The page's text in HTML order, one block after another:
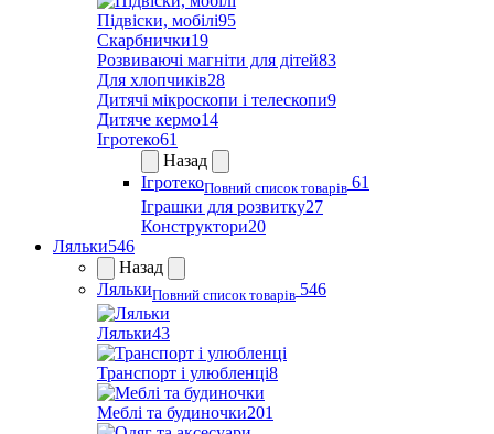
Підвіски, мобілі95
Скарбнички19
Розвиваючі магніти для дітей83
Для хлопчиків28
Дитячі мікроскопи і телескопи9
Дитяче кермо14
Ігротеко61
Назад
ІгротекоПовний список товарів 61
Іграшки для розвитку27
Конструктори20
Ляльки546
Назад
ЛялькиПовний список товарів 546
Ляльки43
Транспорт і улюбленці8
Меблі та будиночки201